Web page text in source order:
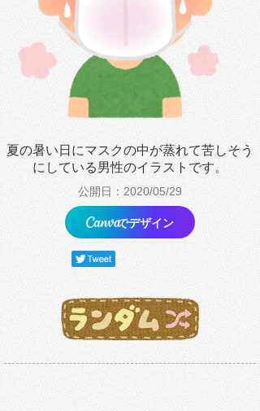
夏の暑い日にマスクの中が蒸れて苦しそう
にしている男性のイラストです。
公開日：2020/05/29
でデザイン